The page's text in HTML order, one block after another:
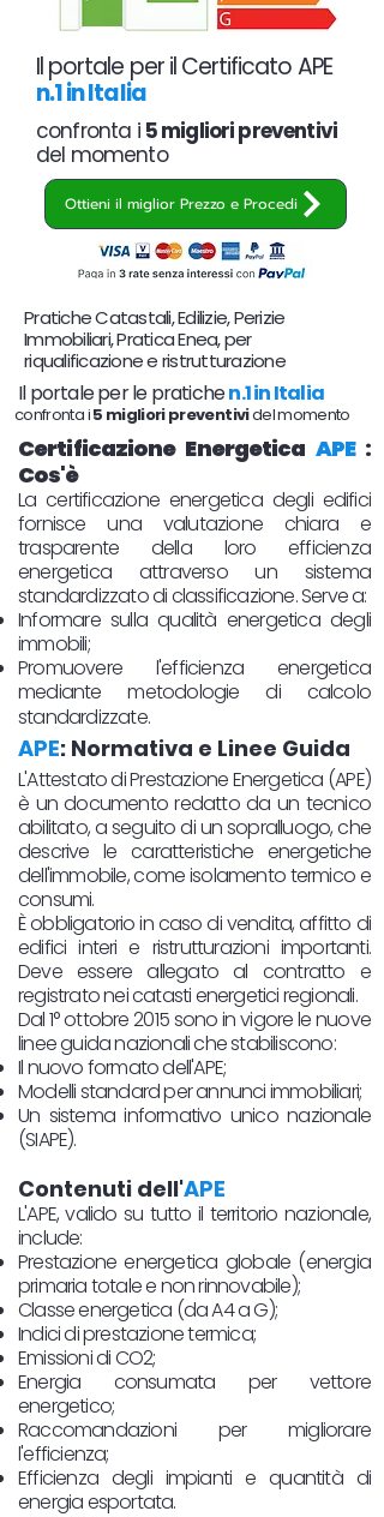
Il portale per il Certificato APE
n.1 in Italia
confronta i 5 migliori preventivi
del momento
Ottieni il miglior Prezzo e Procedi
Pratiche Catastali, Edilizie, Perizie
Immobiliari, Pratica Enea, per
riqualificazione e ristrutturazione
Il portale per le pratichen.1 in Italia
confronta i5 migliori preventividel momento
Certificazione Energetica APE:
Cos'è
La certificazione energetica degli edifici
fornisce una valutazione chiara e
trasparente della loro efficienza
energetica attraverso un sistema
standardizzato di classificazione. Serve a:
Informare sulla qualità energetica degli
immobili;
Promuovere l'efficienza energetica
mediante metodologie di calcolo
standardizzate.
APE: Normativa e Linee Guida
L'Attestato di Prestazione Energetica (APE)
è un documento redatto da un tecnico
abilitato, a seguito di un sopralluogo, che
descrive le caratteristiche energetiche
dell'immobile, come isolamento termico e
consumi.
È obbligatorio in caso di vendita, affitto di
edifici interi e ristrutturazioni importanti.
Deve essere allegato al contratto e
registrato nei catasti energetici regionali.
Dal 1° ottobre 2015 sono in vigore le nuove
linee guida nazionali che stabiliscono:
Il nuovo formato dell'APE;
Modelli standard per annunci immobiliari;
Un sistema informativo unico nazionale
(SIAPE).
Contenuti dell'APE
L'APE, valido su tutto il territorio nazionale,
include:
Prestazione energetica globale (energia
primaria totale e non rinnovabile);
Classe energetica (da A4 a G);
Indici di prestazione termica;
Emissioni di CO2;
Energia consumata per vettore
energetico;
Raccomandazioni per migliorare
l'efficienza;
Efficienza degli impianti e quantità di
energia esportata.